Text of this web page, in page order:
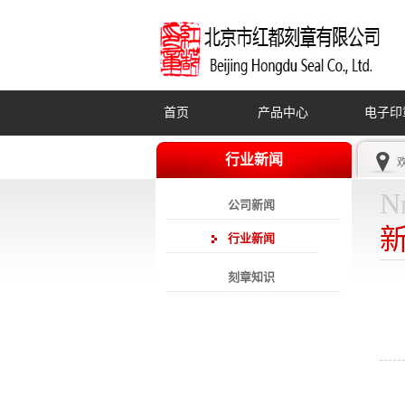
首页 产品中心 电子印
行业新闻
公司新闻
行业新闻
刻章知识